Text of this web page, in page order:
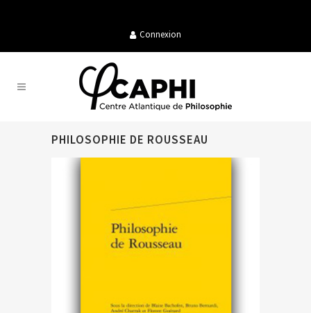
Connexion
PHILOSOPHIE DE ROUSSEAU